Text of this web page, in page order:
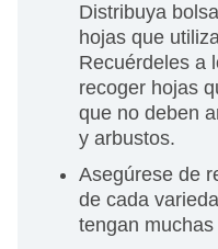
Distribuya
hojas que
Recuérdeles a
recoger hojas
que no deben
y arbustos.
Asegúrese de
de cada
tengan